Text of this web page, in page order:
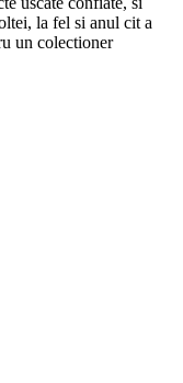
la fel si anul cit a
un colectioner